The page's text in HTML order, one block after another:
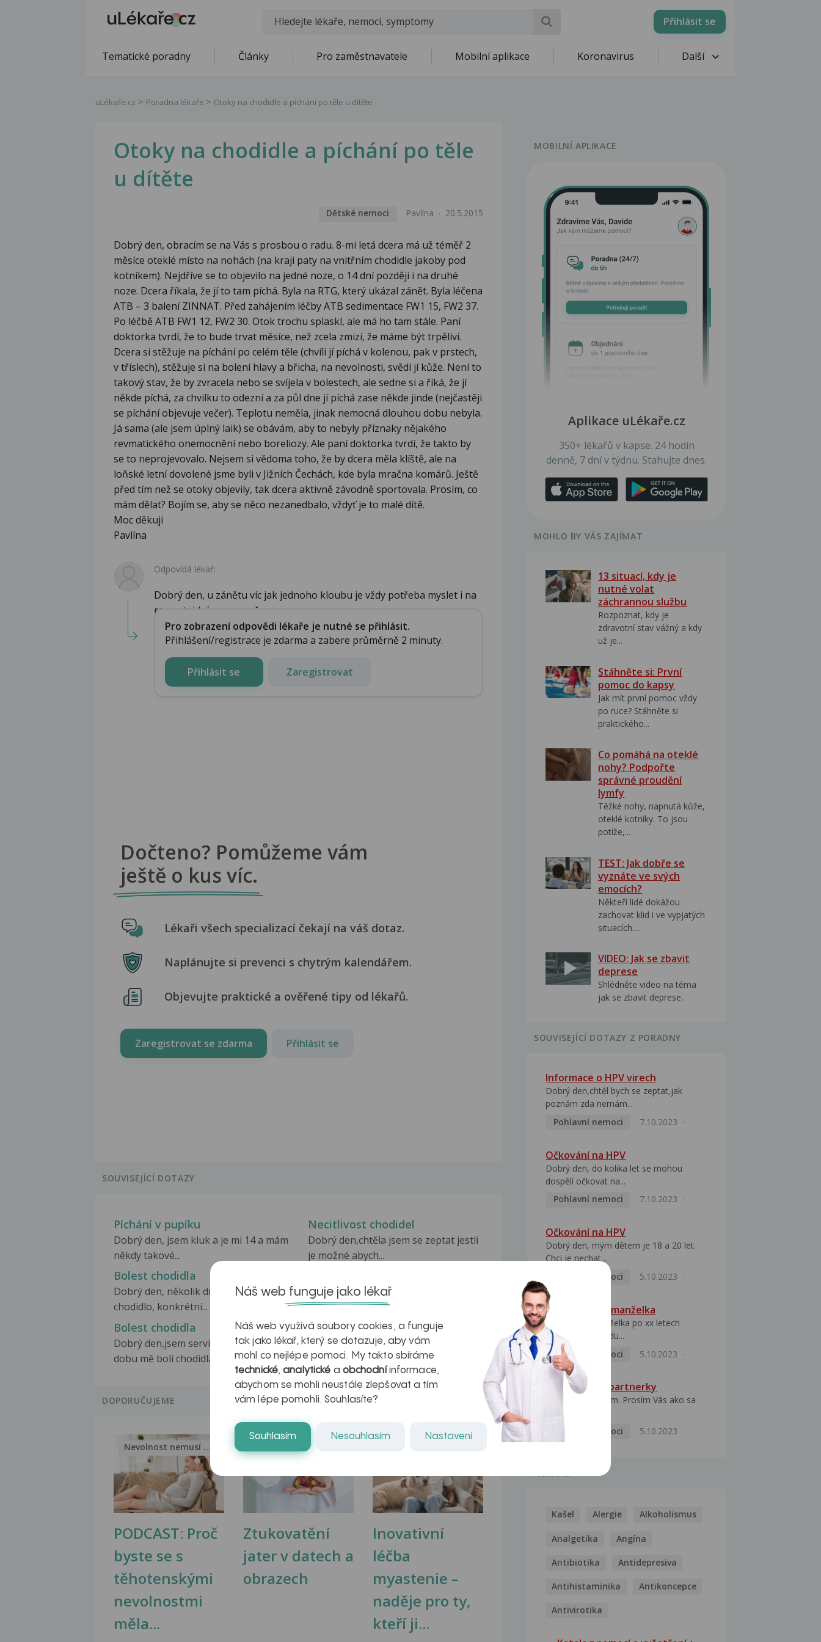
Přihlásit se
Tematické poradny Články Pro zaměstnavatele Mobilní aplikace Koronavirus Další
uLékaře.cz Poradna lékaře Otoky na chodidle a píchání po těle u dítěte
Otoky na chodidle a píchání po těle
u dítěte
Dětské nemoci Pavlína 20.5.2015
Dobrý den, obracím se na Vás s prosbou o radu. 8-mi letá dcera má už téměř 2
měsíce oteklé místo na nohách (na kraji paty na vnitřním chodidle jakoby pod
kotníkem). Nejdříve se to objevilo na jedné noze, o 14 dní později i na druhé
noze. Dcera říkala, že jí to tam píchá. Byla na RTG, který ukázal zánět. Byla léčena
ATB – 3 balení ZINNAT. Před zahájením léčby ATB sedimentace FW1 15, FW2 37.
Po léčbě ATB FW1 12, FW2 30. Otok trochu splaskl, ale má ho tam stále. Paní
doktorka tvrdí, že to bude trvat měsíce, než zcela zmizí, že máme být trpěliví.
Dcera si stěžuje na píchání po celém těle (chvíli jí píchá v kolenou, pak v prstech,
v tříslech), stěžuje si na bolení hlavy a břicha, na nevolnosti, svědí jí kůže. Není to
takový stav, že by zvracela nebo se svíjela v bolestech, ale sedne si a říká, že jí
někde píchá, za chvilku to odezní a za půl dne jí píchá zase někde jinde (nejčastěji
se píchání objevuje večer). Teplotu neměla, jinak nemocná dlouhou dobu nebyla.
Já sama (ale jsem úplný laik) se obávám, aby to nebyly příznaky nějakého
revmatického onemocnění nebo boreliozy. Ale paní doktorka tvrdí, že takto by
se to neprojevovalo. Nejsem si vědoma toho, že by dcera měla klíště, ale na
loňské letní dovolené jsme byli v Jižních Čechách, kde byla mračna komárů. Ještě
před tím než se otoky objevily, tak dcera aktivně závodně sportovala. Prosím, co
mám dělat? Bojím se, aby se něco nezanedbalo, vždyť je to malé dítě.
Moc děkuji
Pavlína
Odpovídá lékař:
Dobrý den, u zánětu víc jak jednoho kloubu je vždy potřeba myslet i na
revmatoidní onemocněn...
Pro zobrazení odpovědi lékaře je nutné se přihlásit.
Přihlášení/registrace je zdarma a zabere průměrně 2 minuty.
Přihlásit se Zaregistrovat
Dočteno? Pomůžeme vám
ještě o kus víc.
Lékaři všech specializací čekají na váš dotaz.
Naplánujte si prevenci s chytrým kalendářem.
Objevujte praktické a ověřené tipy od lékařů.
Zaregistrovat se zdarma Přihlásit se
SOUVISEJÍCÍ DOTAZY
Píchání v pupíku
Dobrý den, jsem kluk a je mi 14 a mám
někdy takové...
Necitlivost chodidel
Dobrý den,chtěla jsem se zeptat jestli
je možné abych...
Bolest chodidla
Dobrý den, několik dní mě bolí pravé
chodidlo, konkrétní...
Dobrý den, mám problém s menší
bolestí levého chodidla....
Bolest chodidla
Dobrý den,jsem servírka a už nějakou
dobu mě bolí chodidla,od...
Otok chodidla
Dobrý den.Už třetí týden mě trápí
otok pravého chodidla,nemůžu...
DOPORUČUJEME
PODCAST: Proč
byste se s
těhotenskými
nevolnostmi
měla...
Nevolnost nemusí být nutnou...
Ztukovatění
jater v datech a
obrazech
Jak na zdravá játra?
Inovativní
léčba
myastenie –
naděje pro ty,
kteří ji...
MOBILNÍ APLIKACE
Aplikace uLékaře.cz
350+ lékařů v kapse. 24 hodin
denně, 7 dní v týdnu. Stahujte dnes.
MOHLO BY VÁS ZAJÍMAT
13 situací, kdy je
nutné volat
záchrannou službu
Rozpoznat, kdy je
zdravotní stav vážný a kdy
už je...
Stáhněte si: První
pomoc do kapsy
Jak mít první pomoc vždy
po ruce? Stáhněte si
praktického...
Co pomáhá na oteklé
nohy? Podpořte
správné proudění
lymfy
Těžké nohy, napnutá kůže,
oteklé kotníky. To jsou
potíže,...
TEST: Jak dobře se
vyznáte ve svých
emocích?
Někteří lidé dokážou
zachovat klid i ve vypjatých
situacích....
VIDEO: Jak se zbavit
deprese
Shlédněte video na téma
jak se zbavit deprese..
SOUVISEJÍCÍ DOTAZY Z PORADNY
Informace o HPV virech
Dobrý den,chtěl bych se zeptat,jak
poznám zda nemám...
Pohlavní nemoci
7.10.2023
Očkování na HPV
Dobrý den, do kolika let se mohou
dospělí očkovat na...
Pohlavní nemoci
7.10.2023
Očkování na HPV
Dobrý den, mým dětem je 18 a 20 let.
Chci je nechat...
Pohlavní nemoci
5.10.2023
HPV pozitivní manželka
Dobrý den, manželka po xx letech
přivezla z Východu...
Pohlavní nemoci
5.10.2023
HPV typ 52 u partnerky
Dobrý deň prajem. Prosím Vás ako sa
Pohlavní nemoci
5.10.2023
NEMOCI
Kašel Alergie Alkoholismus
Analgetika Angína
Antibiotika Antidepresiva
Antihistaminika Antikoncepce
Antivirotika
Náš web funguje jako lékař
Náš web využívá soubory cookies, a funguje
tak jako lékař, který se dotazuje, aby vám
mohl co nejlépe pomoci. My takto sbíráme
technické,analytické a obchodníinformace,
abychom se mohli neustále zlepšovat a tím
vám lépe pomohli. Souhlasíte?
Souhlasím Nesouhlasím Nastavení